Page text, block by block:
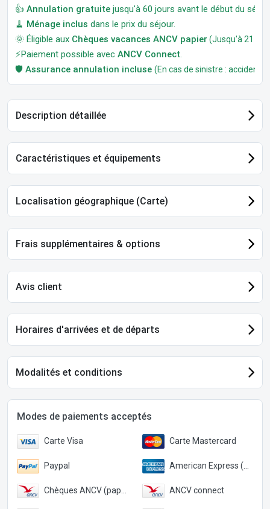
👍 Annulation gratuite jusqu'à 60 jours avant le début du
🧹 Ménage inclus dans le prix du séjour.
🌞 Éligible aux Chèques vacances ANCV papier (Jusqu'à 21
⚡Paiement possible avec ANCV Connect.
🛡️ Assurance annulation incluse (En cas de sinistre : accident,
Description détaillée
Caractéristiques et équipements
Localisation géographique (Carte)
Frais supplémentaires & options
Avis client
Horaires d'arrivées et de départs
Modalités et conditions
Modes de paiements acceptés
Carte Visa Carte Mastercard
Paypal American Express (Paypal)
Chèques ANCV (papier) ANCV connect